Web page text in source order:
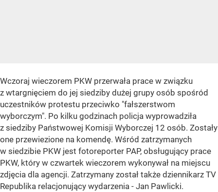
Wczoraj wieczorem PKW przerwała prace w związku
z wtargnięciem do jej siedziby dużej grupy osób spośród
uczestników protestu przeciwko "fałszerstwom
wyborczym". Po kilku godzinach policja wyprowadziła
z siedziby Państwowej Komisji Wyborczej 12 osób. Zostały
one przewiezione na komendę. Wśród zatrzymanych
w siedzibie PKW jest fotoreporter PAP, obsługujący prace
PKW, który w czwartek wieczorem wykonywał na miejscu
zdjęcia dla agencji. Zatrzymany został także dziennikarz TV
Republika relacjonujący wydarzenia - Jan Pawlicki.